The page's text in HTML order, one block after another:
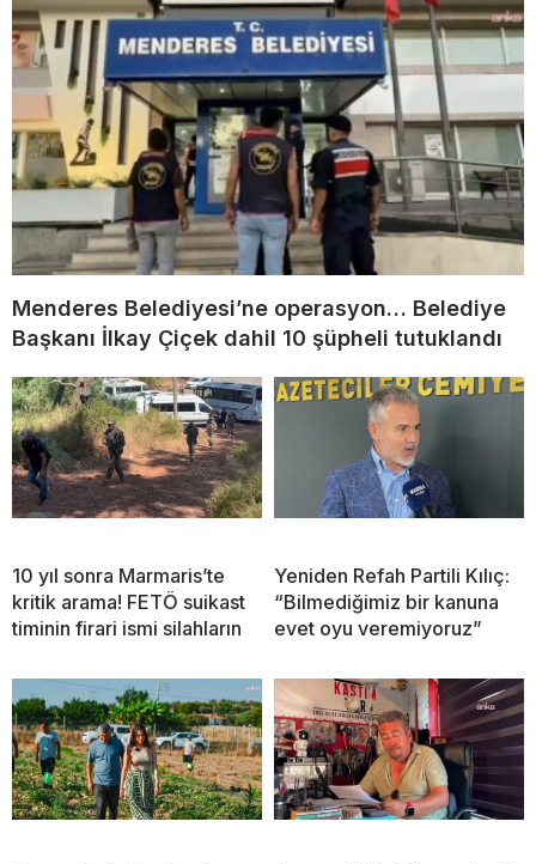
Menderes Belediyesi’ne operasyon… Belediye
Başkanı İlkay Çiçek dahil 10 şüpheli tutuklandı
10 yıl sonra Marmaris’te
kritik arama! FETÖ suikast
timinin firari ismi silahların
Yeniden Refah Partili Kılıç:
“Bilmediğimiz bir kanuna
evet oyu veremiyoruz”